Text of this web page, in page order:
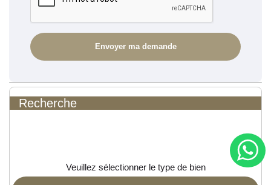
Recherche
Veuillez sélectionner le type de bien